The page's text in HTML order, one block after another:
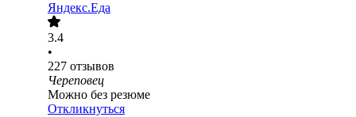
Яндекс.Еда
3.4
•
227 отзывов
Череповец
Можно без резюме
Откликнуться